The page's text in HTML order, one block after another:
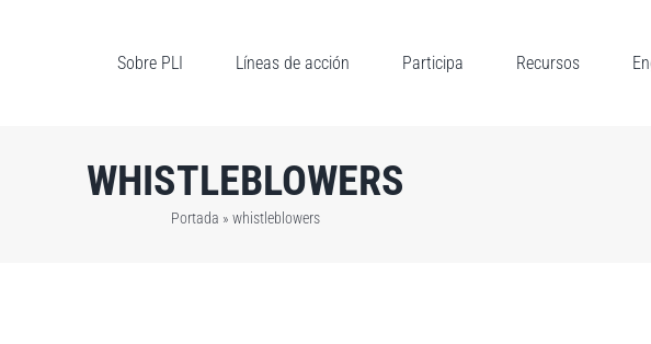
Sobre PLI Líneas de acción Participa Recursos
WHISTLEBLOWERS
Portada » whistleblowers